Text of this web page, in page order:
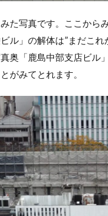
みた写真です。ここから
ビル」の解体は”まだこ
奥「鹿島中部支店ビル
がみてとれます。